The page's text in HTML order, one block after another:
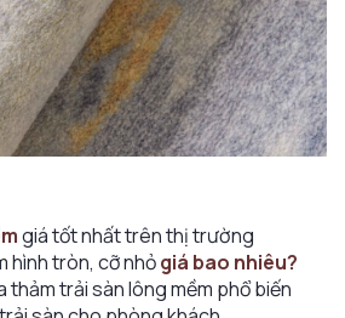
giá tốt nhất trên thị trường
hình tròn, cỡ nhỏgiá bao nhiêu?
thảm trải sàn lông mềm phổ biến